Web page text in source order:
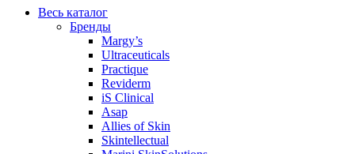
Весь каталог
Бренды
Margy’s
Ultraceuticals
Practique
Reviderm
iS Clinical
Asap
Allies of Skin
Skintellectual